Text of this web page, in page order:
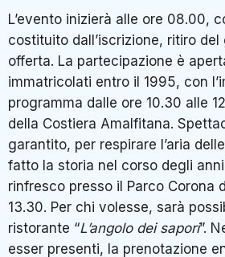
L’evento inizierà alle ore 08.00,
costituito dall’iscrizione, ritiro
offerta. La partecipazione è
immatricolati entro il 1995, con
programma dalle ore 10.30 alle
della Costiera Amalfitana.
garantito, per respirare l’aria
fatto la storia nel corso degli
rinfresco presso il Parco Corona
13.30. Per chi volesse, sarà
ristorante “L’angolo dei sapori”.
esser presenti, la prenotazione